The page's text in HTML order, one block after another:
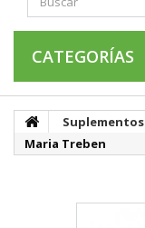
CATEGORÍAS
Suplementos
Maria Treben